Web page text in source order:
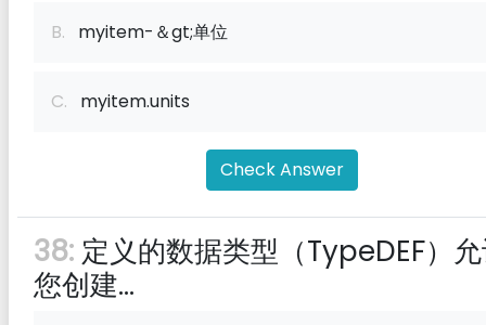
B. myitem-＆gt;单位
C. myitem.units
Check Answer
38: 定义的数据类型（TypeDEF）
您创建...